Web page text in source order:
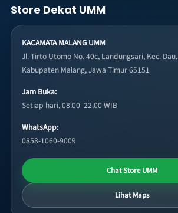
Store Dekat UMM
KACAMATA MALANG UMM
Jl. Tirto Utomo No. 40c, Landungsari, Kec. Dau,
Kabupaten Malang, Jawa Timur 65151
Jam Buka:
Setiap hari, 08.00–22.00 WIB
WhatsApp:
0858-1060-9009
Chat Store UMM
Lihat Maps